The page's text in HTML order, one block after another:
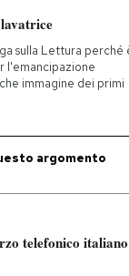
sulla Lettura perché
l'emancipazione
immagine dei primi
argomento
telefonico